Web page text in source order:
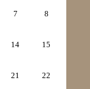
7 8
14 15
21 22